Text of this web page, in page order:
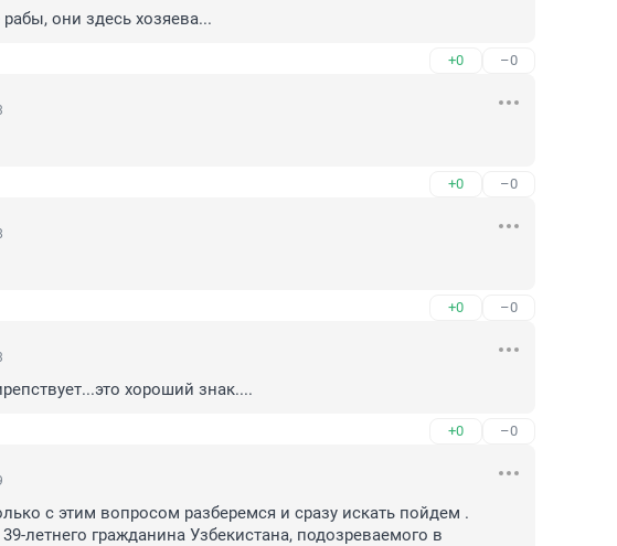
они здесь хозяева...
+0 –0
+0 –0
+0 –0
хороший знак....
+0 –0
с этим вопросом разберемся и сразу искать пойдем .